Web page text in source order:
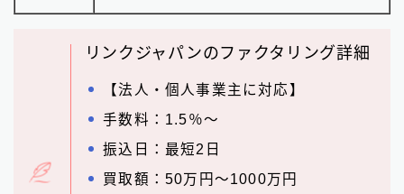
リンクジャパンのファクタリング詳細
【法人・個人事業主に対応】
手数料：1.5％～
振込日：最短2日
買取額：50万円～1000万円